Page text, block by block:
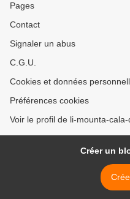
Pages
Contact
Signaler un abus
C.G.U.
Cookies et données
Préférences cookies
Voir le profil de li-mounta-
Créer un